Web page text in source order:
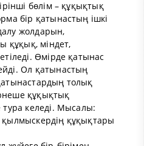
бөлім – құқықтық
бір қатынастың ішкі
жолдарын,
құқық, міндет,
Өмірде қатынас
Ол қатынастың
толық
құқықтық
тура келеді. Мысалы:
құқықтары